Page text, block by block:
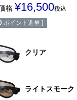
格 ¥16,500税込
ポイント進呈 ]
クリア
ライトスモーク